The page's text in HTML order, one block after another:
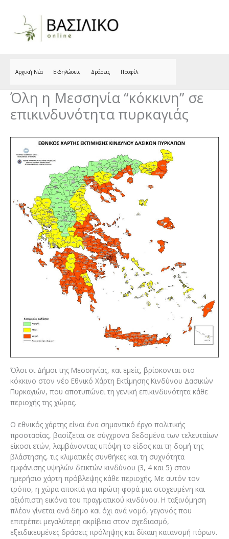
Αρχική Νέα Εκδηλώσεις Δράσεις Προφίλ
Όλη η Μεσσηνία “κόκκινη” σε
επικινδυνότητα πυρκαγιάς
Όλοι οι Δήμοι της Μεσσηνίας, και εμείς, βρίσκονται στο
κόκκινο στον νέο Εθνικό Χάρτη Εκτίμησης Κινδύνου Δασικών
Πυρκαγιών, που αποτυπώνει τη γενική επικινδυνότητα κάθε
περιοχής της χώρας.
Ο εθνικός χάρτης είναι ένα σημαντικό έργο πολιτικής
προστασίας, βασίζεται σε σύγχρονα δεδομένα των τελευταίων
είκοσι ετών, λαμβάνοντας υπόψη το είδος και τη δομή της
βλάστησης, τις κλιματικές συνθήκες και τη συχνότητα
εμφάνισης υψηλών δεικτών κινδύνου (3, 4 και 5) στον
ημερήσιο χάρτη πρόβλεψης κάθε περιοχής. Με αυτόν τον
τρόπο, η χώρα αποκτά για πρώτη φορά μια στοχευμένη και
αξιόπιστη εικόνα του πραγματικού κινδύνου. Η ταξινόμηση
πλέον γίνεται ανά δήμο και όχι ανά νομό, γεγονός που
επιτρέπει μεγαλύτερη ακρίβεια στον σχεδιασμό,
εξειδικευμένες δράσεις πρόληψης και δίκαιη κατανομή πόρων.